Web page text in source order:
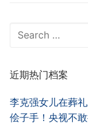
Search
近期热门档案
李克强女儿在葬
侩子手！央视不